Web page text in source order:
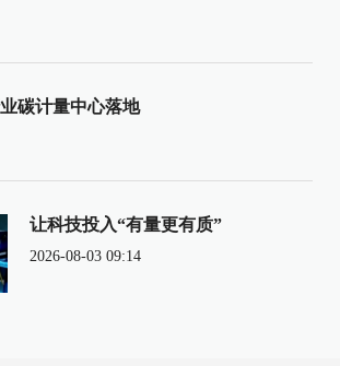
碳计量中心落地
让科技投入“有量更有质”
2026-08-03 09:14